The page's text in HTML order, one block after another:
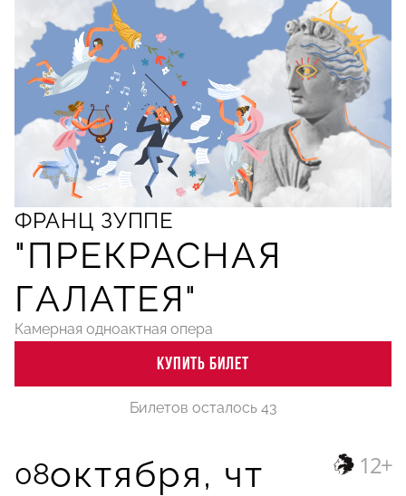
ФРАНЦ ЗУППЕ
"ПРЕКРАСНАЯ
ГАЛАТЕЯ"
Камерная одноактная опера
КУПИТЬ БИЛЕТ
Билетов осталось 43
08октября, чт 12+